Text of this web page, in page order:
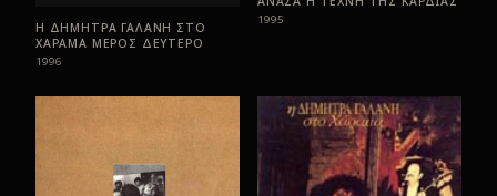
Η ΔΗΜΗΤΡΑ ΓΑΛΑΝΗ ΣΤΟ
ΧΑΡΑΜΑ ΜΕΡΟΣ ΔΕΥΤΕΡΟ
1996
1995